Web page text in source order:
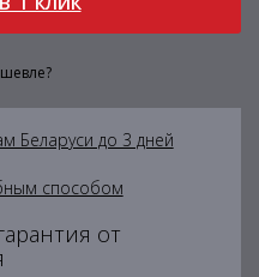
Беларуси до 3 дней
способом
от